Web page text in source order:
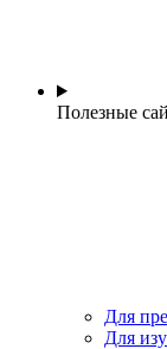
Полезные
Для
Для